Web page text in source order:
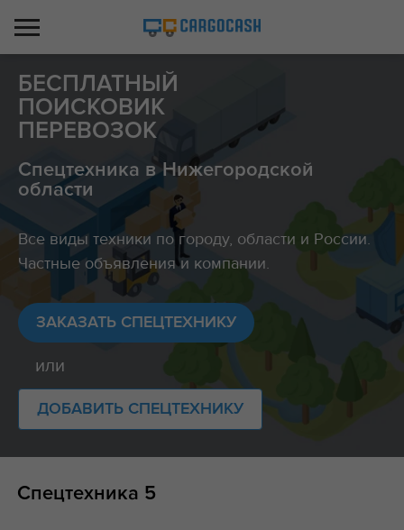
БЕСПЛАТНЫЙ
ПОИСКОВИК
ПЕРЕВОЗОК
Спецтехника в Нижегородской
области
Все виды техники по городу, области и России.
Частные объявления и компании.
ЗАКАЗАТЬ СПЕЦТЕХНИКУ
или
ДОБАВИТЬ СПЕЦТЕХНИКУ
Спецтехника 5